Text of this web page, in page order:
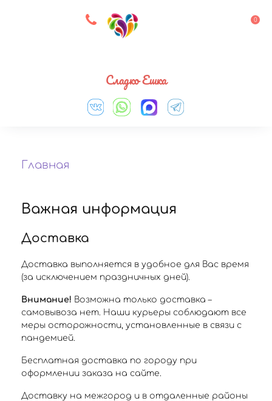
8 927 083 33 05 0
Сладко Ешка
Главная
Важная информация
Доставка
Доставка выполняется в удобное для Вас время
(за исключением праздничных дней).
Внимание! Возможна только доставка –
самовывоза нет. Наши курьеры соблюдают все
меры осторожности, установленные в связи с
пандемией.
Бесплатная доставка по городу при
оформлении заказа на сайте.
Доставку на межгород и в отдаленные районы